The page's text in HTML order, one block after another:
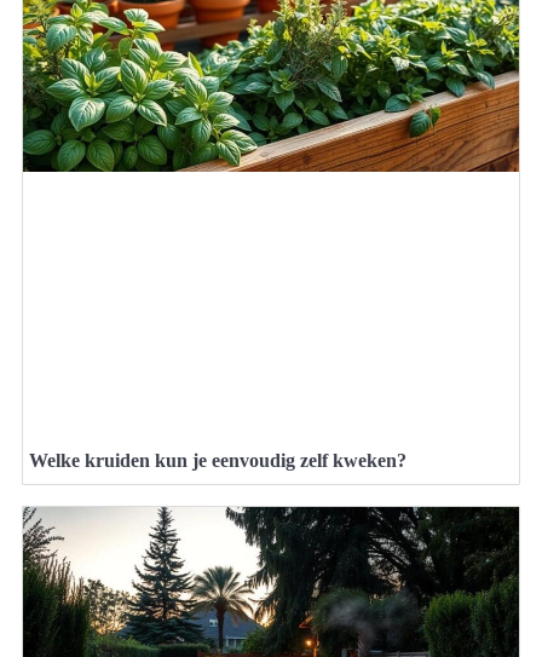
Welke kruiden kun je eenvoudig zelf kweken?